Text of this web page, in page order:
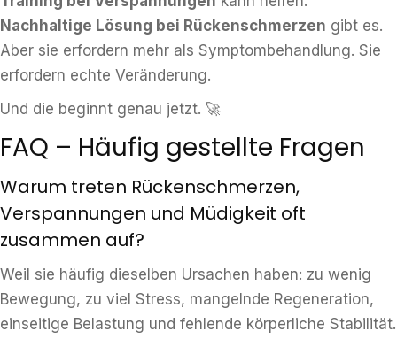
Nachhaltige Lösung bei Rückenschmerzen gibt es.
Aber sie erfordern mehr als Symptombehandlung. Sie
erfordern echte Veränderung.
Und die beginnt genau jetzt. 🚀
FAQ – Häufig gestellte Fragen
Warum treten Rückenschmerzen,
Verspannungen und Müdigkeit oft
zusammen auf?
Weil sie häufig dieselben Ursachen haben: zu wenig
Bewegung, zu viel Stress, mangelnde Regeneration,
einseitige Belastung und fehlende körperliche Stabilität.